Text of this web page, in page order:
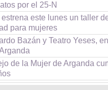
por el 25-N
este lunes un taller
para mujeres
Bazán y Teatro Yeses, en
de la Mujer de Arganda